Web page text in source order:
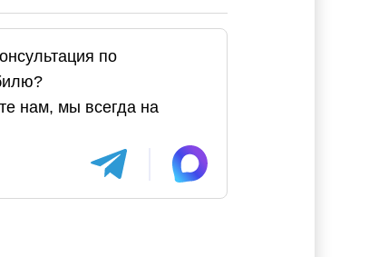
по
нам, мы всегда на